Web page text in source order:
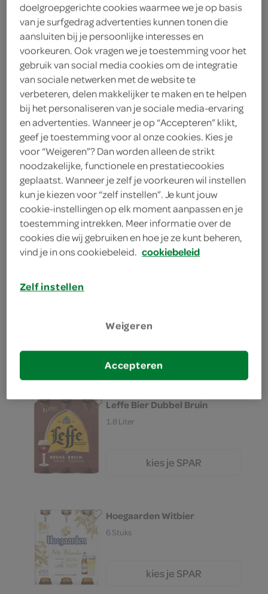
2.03 kies je SPAR
Leffe blond
300 Milliliter
1. kies je SPAR
Leffe dubbel
300 Milliliter
1.66 kies je SPAR
1.50 kies je SPAR
Leffe Bier Dubbel Bruin
1.8 Liter
kies je SPAR
Hoegaarden Witbier
6 Stuks
kies je SPAR
doelgroepgerichte cookies waarmee we je op basis
van je surfgedrag advertenties kunnen tonen die
aansluiten bij je persoonlijke interesses en
voorkeuren. Ook vragen we je toestemming voor het
gebruik van social media cookies om de integratie
van sociale netwerken met de website te
verbeteren, delen makkelijker te maken en te helpen
bij het personaliseren van je sociale media-ervaring
en advertenties. Wanneer je op “Accepteren” klikt,
geef je toestemming voor al onze cookies. Kies je
voor “Weigeren”? Dan worden alleen de strikt
noodzakelijke, functionele en prestatiecookies
geplaatst. Wanneer je zelf je voorkeuren wil instellen
kun je kiezen voor “zelf instellen”. Je kunt jouw
cookie-instellingen op elk moment aanpassen en je
toestemming intrekken. Meer informatie over de
cookies die wij gebruiken en hoe je ze kunt beheren,
vind je in ons cookiebeleid. cookiebeleid
Zelf instellen
Weigeren
Accepteren